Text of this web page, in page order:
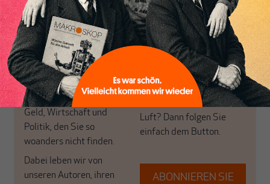
Themen aus einer
postkeynesianischen
Perspektive und ist damit
in Deutschland einzigartig.
MAKROSKOP steht für
das große Ganze. Wir
haben einen Blick auf
Geld, Wirtschaft und
Politik, den Sie so
woanders nicht finden.
Dabei leben wir von
unseren Autoren, ihren
in der sich viele
eingerichtet haben. Wir
öffnen Fenster und
bringen frische Luft in die
engen und verstaubten
Debattenräume.
Brauchen Sie auch frische
Luft? Dann folgen Sie
einfach dem Button.
ABONNIEREN SIE